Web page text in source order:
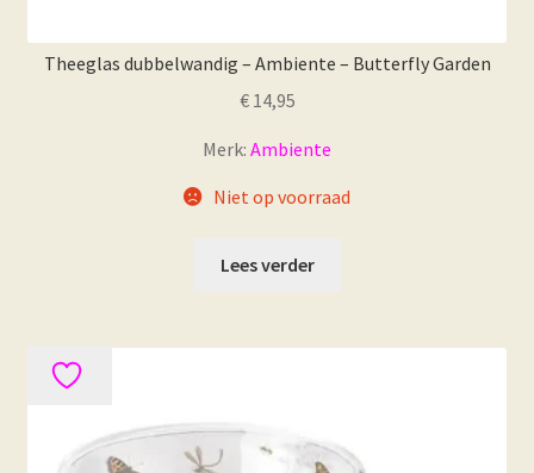
Theeglas dubbelwandig – Ambiente – Butterfly Garden
€14,95
Merk: Ambiente
Niet op voorraad
Lees verder